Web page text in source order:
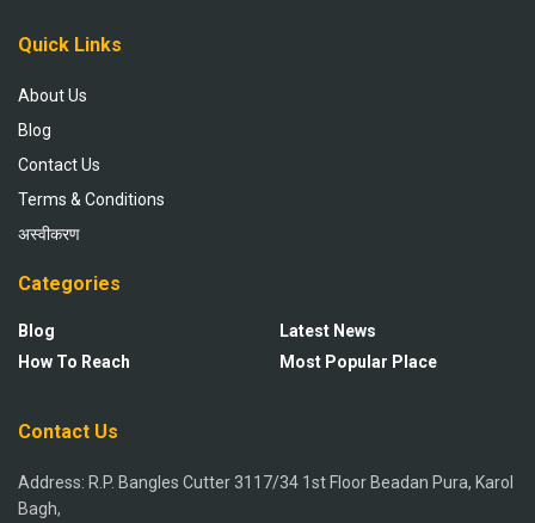
Quick Links
About Us
Blog
Contact Us
Terms & Conditions
अस्वीकरण
Categories
Blog
How To Reach
Latest News
Most Popular Place
Contact Us
Address: R.P. Bangles Cutter 3117/34 1st Floor Beadan Pura, Karol
Bagh,